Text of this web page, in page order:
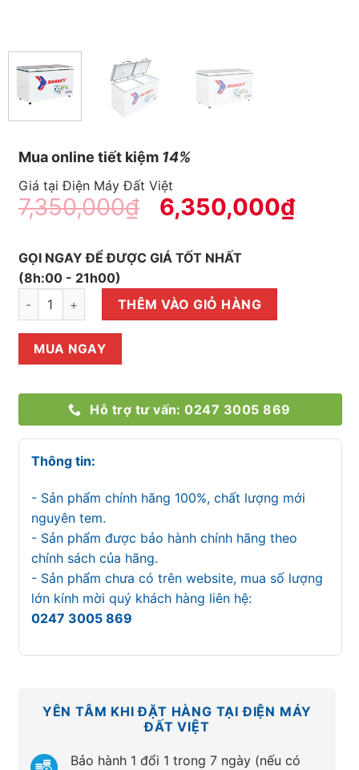
Mua online tiết kiệm 14%
Giá tại Điện Máy Đất Việt
7,350,000₫ 6,350,000₫
GỌI NGAY ĐỂ ĐƯỢC GIÁ TỐT NHẤT
(8h:00 - 21h00)
Tủ đông Sanaky Inverter VH-2899A4K 280 lít số lượng
THÊM VÀO GIỎ HÀNG
MUA NGAY
Hỗ trợ tư vấn: 0247 3005 869
Thông tin:
- Sản phẩm chính hãng 100%, chất lượng mới
nguyên tem.
- Sản phẩm được bảo hành chính hãng theo
chính sách của hãng.
- Sản phẩm chưa có trên website, mua số lượng
lớn kính mời quý khách hàng liên hệ:
0247 3005 869
YÊN TÂM KHI ĐẶT HÀNG TẠI ĐIỆN MÁY
ĐẤT VIỆT
Bảo hành 1 đổi 1 trong 7 ngày (nếu có